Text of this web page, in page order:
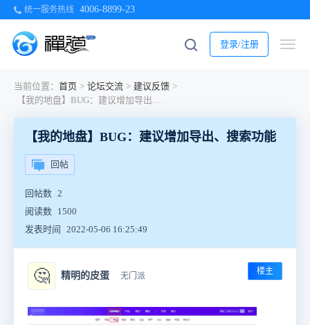
统一服务热线 4006-8899-23
登录/注册
当前位置： 首页 > 论坛交流 > 建议反馈 >
【我的地盘】BUG：建议增加导出、搜索功能
【我的地盘】BUG：建议增加导出、搜索功能
回帖
回帖数 2
阅读数 1500
发表时间
2022-05-06 16:25:49
🤔 精明的皮蛋 无门派 楼主